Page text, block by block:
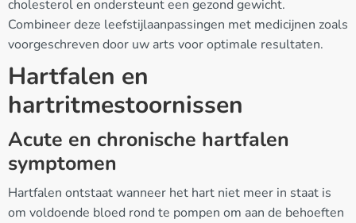
cholesterol en ondersteunt een gezond gewicht.
Combineer deze leefstijlaanpassingen met medicijnen zoals
voorgeschreven door uw arts voor optimale resultaten.
Hartfalen en
hartritmestoornissen
Acute en chronische hartfalen
symptomen
Hartfalen ontstaat wanneer het hart niet meer in staat is
om voldoende bloed rond te pompen om aan de behoeften